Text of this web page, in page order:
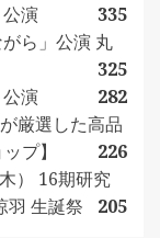
演
335
ら」公演 丸
325
演
282
厳選した高品
プ】
226
） 16期研究
羽 生誕祭
205